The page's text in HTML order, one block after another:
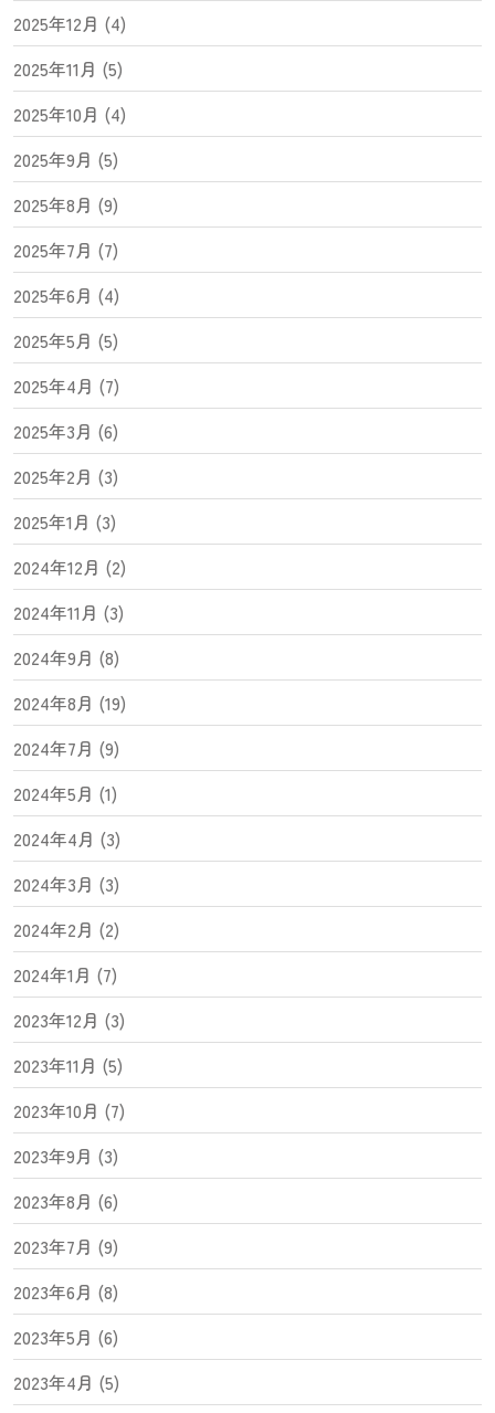
2025年12月 (4)
2025年11月 (5)
2025年10月 (4)
2025年9月 (5)
2025年8月 (9)
2025年7月 (7)
2025年6月 (4)
2025年5月 (5)
2025年4月 (7)
2025年3月 (6)
2025年2月 (3)
2025年1月 (3)
2024年12月 (2)
2024年11月 (3)
2024年9月 (8)
2024年8月 (19)
2024年7月 (9)
2024年5月 (1)
2024年4月 (3)
2024年3月 (3)
2024年2月 (2)
2024年1月 (7)
2023年12月 (3)
2023年11月 (5)
2023年10月 (7)
2023年9月 (3)
2023年8月 (6)
2023年7月 (9)
2023年6月 (8)
2023年5月 (6)
2023年4月 (5)